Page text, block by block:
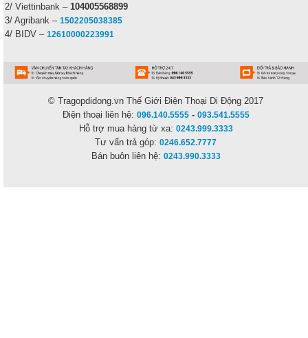
2/ Viettinbank –104005568899
3/ Agribank –1502205038385
4/ BIDV –12610000223991
© Tragopdidong.vnThế Giới Điện Thoại Di Động 2017
Điện thoại liên hệ: 096.140.5555- 093.541.5555
Hỗ trợ mua hàng từ xa: 0243.999.3333
Tư vấn trả góp:0246.652.7777
Bán buôn liên hệ: 0243.990.3333